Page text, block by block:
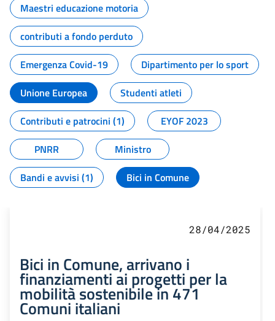
Maestri educazione motoria
contributi a fondo perduto
Emergenza Covid-19
Dipartimento per lo sport
Unione Europea
Studenti atleti
Contributi e patrocini (1)
EYOF 2023
PNRR
Ministro
Bandi e avvisi (1)
Bici in Comune
28/04/2025
Bici in Comune, arrivano i
finanziamenti ai progetti per la
mobilità sostenibile in 471
Comuni italiani